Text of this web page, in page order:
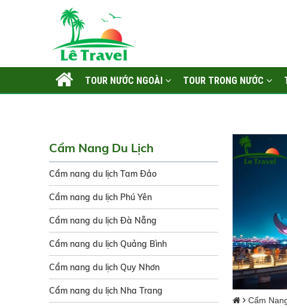
TOUR NƯỚC NGOÀI TOUR TRONG NƯỚC
Cẩm Nang Du Lịch
Cẩm nang du lịch Tam Đảo
Cẩm nang du lịch Phú Yên
Cẩm nang du lịch Đà Nẵng
Cẩm nang du lịch Quảng Bình
Cẩm nang du lịch Quy Nhơn
Cẩm nang du lịch Nha Trang
Cẩm